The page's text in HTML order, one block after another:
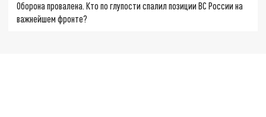
Оборона провалена. Кто по глупости спалил позиции ВС России на
важнейшем фронте?